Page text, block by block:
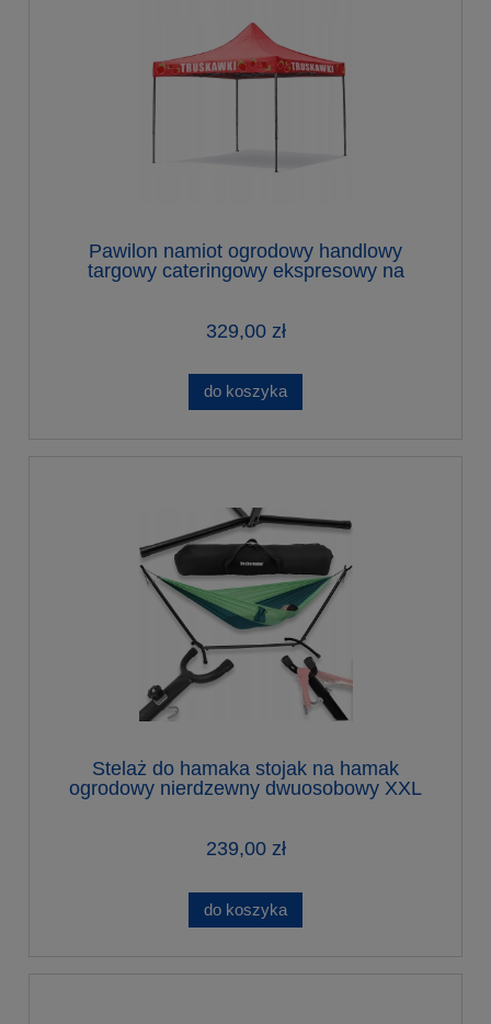
Pawilon namiot ogrodowy handlowy
targowy cateringowy ekspresowy na
329,00 zł
do koszyka
Stelaż do hamaka stojak na hamak
ogrodowy nierdzewny dwuosobowy XXL
239,00 zł
do koszyka